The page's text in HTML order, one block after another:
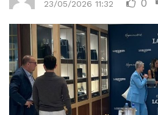
23/05/2026 11:32 0